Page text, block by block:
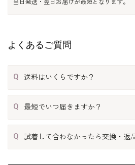
当日発送・翌日お届けが最短となります。
よくあるご質問
Q 送料はいくらですか？
Q 最短でいつ届きますか？
Q 試着して合わなかったら交換・返